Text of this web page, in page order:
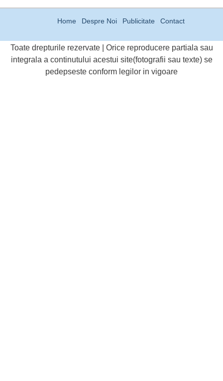
Home Despre Noi Publicitate Contact
Toate drepturile rezervate | Orice reproducere partiala sau
integrala a continutului acestui site(fotografii sau texte) se
pedepseste conform legilor in vigoare